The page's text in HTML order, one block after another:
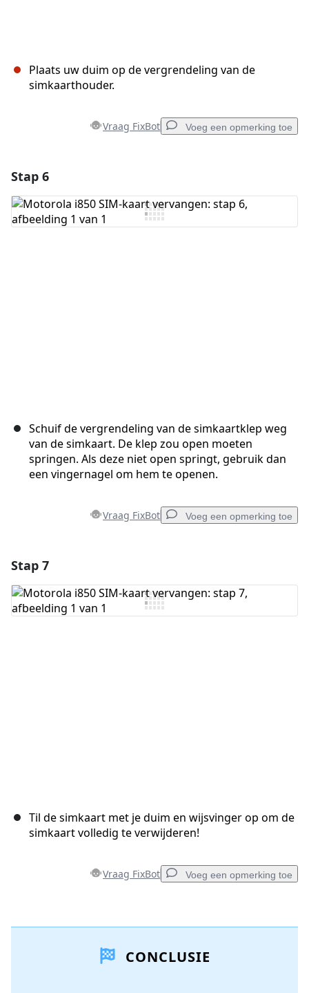
Plaats uw duim op de vergrendeling van de
simkaarthouder.
Vraag FixBot Voeg een opmerking toe
Voeg opmerking toe
Stap 6
Schuif de vergrendeling van de simkaartklep weg
van de simkaart. De klep zou open moeten
springen. Als deze niet open springt, gebruik dan
een vingernagel om hem te openen.
Vraag FixBot Voeg een opmerking toe
Voeg opmerking toe
Stap 7
Til de simkaart met je duim en wijsvinger op om de
simkaart volledig te verwijderen!
Vraag FixBot Voeg een opmerking toe
Voeg opmerking toeCONCLUSIE